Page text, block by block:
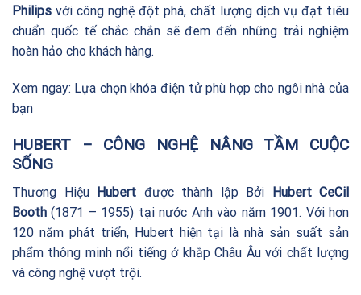
Philips với công nghệ đột phá, chất lượng dịch vụ đạt tiêu
chuẩn quốc tế chắc chắn sẽ đem đến những trải nghiệm
hoàn hảo cho khách hàng.
Xem ngay: Lựa chọn khóa điện tử phù hợp cho ngôi nhà của
bạn
HUBERT – CÔNG NGHỆ NÂNG TẦM CUỘC
SỐNG
Thương Hiệu Hubert được thành lập Bởi Hubert CeCil
Booth (1871 – 1955) tại nước Anh vào năm 1901. Với hơn
120 năm phát triển, Hubert hiện tại là nhà sản suất sản
phẩm thông minh nổi tiếng ở khắp Châu Âu với chất lượng
và công nghệ vượt trội.